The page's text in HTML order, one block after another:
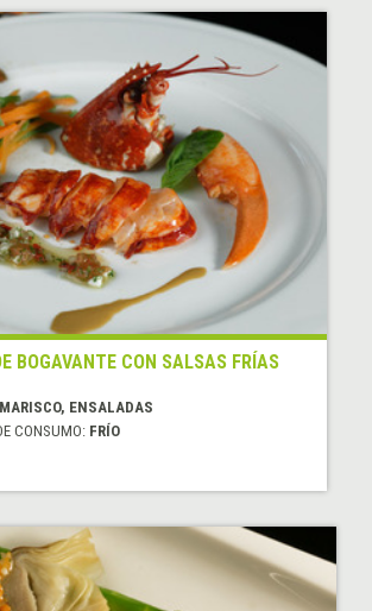
BOGAVANTE CON SALSAS FRÍAS
MARISCO, ENSALADAS
CONSUMO: FRÍO